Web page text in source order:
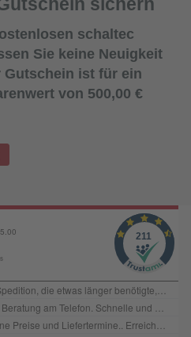
schaltec
Sie keine Neuigkeit
Gutschein ist für ein
von 500,00 €